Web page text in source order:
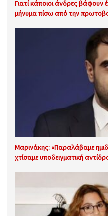
Γιατί κάποιοι άνδρες βάφουν
μήνυμα πίσω από την
Μαρινάκης: «Παραλάβαμε
χτίσαμε υποδειγματική